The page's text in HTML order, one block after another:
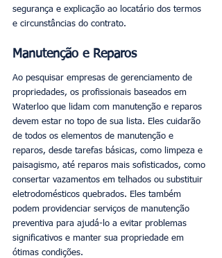
segurança e explicação ao locatário dos termos
e circunstâncias do contrato.
Manutenção e Reparos
Ao pesquisar empresas de gerenciamento de
propriedades, os profissionais baseados em
Waterloo que lidam com manutenção e reparos
devem estar no topo de sua lista. Eles cuidarão
de todos os elementos de manutenção e
reparos, desde tarefas básicas, como limpeza e
paisagismo, até reparos mais sofisticados, como
consertar vazamentos em telhados ou substituir
eletrodomésticos quebrados. Eles também
podem providenciar serviços de manutenção
preventiva para ajudá-lo a evitar problemas
significativos e manter sua propriedade em
ótimas condições.